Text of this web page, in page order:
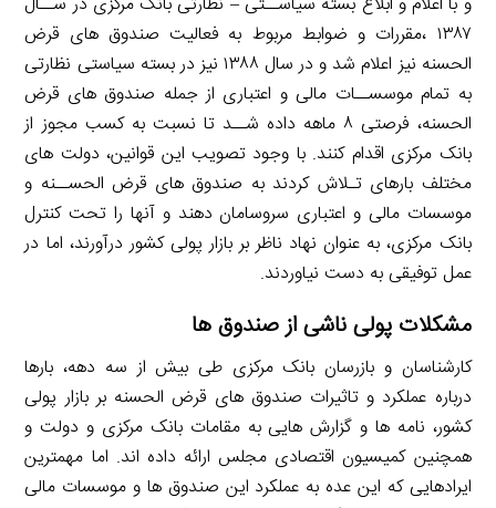
۱۳۸۷ ،مقررات و ضوابط مربوط به فعالیت صندوق های قرض
الحسنه نیز اعلام شد و در سال ۱۳۸۸ نیز در بسته سیاستی نظارتی
به تمام موسســات مالی و اعتباری از جمله صندوق های قرض
الحسنه، فرصتی ۸ ماهه داده شــد تا نسبت به کسب مجوز از
بانک مرکزی اقدام کنند. با وجود تصویب این قوانین، دولت های
مختلف بارهای تـلاش کردند به صندوق های قرض الحســنه و
موسسات مالی و اعتباری سروسامان دهند و آنها را تحت کنترل
بانک مرکزی، به عنوان نهاد ناظر بر بازار پولی کشور درآورند، اما در
عمل توفیقی به دست نیاوردند.
مشکلات پولی ناشی از صندوق ها
کارشناسان و بازرسان بانک مرکزی طی بیش از سه دهه، بارها
درباره عملکرد و تاثیرات صندوق های قرض الحسنه بر بازار پولی
کشور، نامه ها و گزارش هایی به مقامات بانک مرکزی و دولت و
همچنین کمیسیون اقتصادی مجلس ارائه داده اند. اما مهمترین
ایرادهایی که این عده به عملکرد این صندوق ها و موسسات مالی